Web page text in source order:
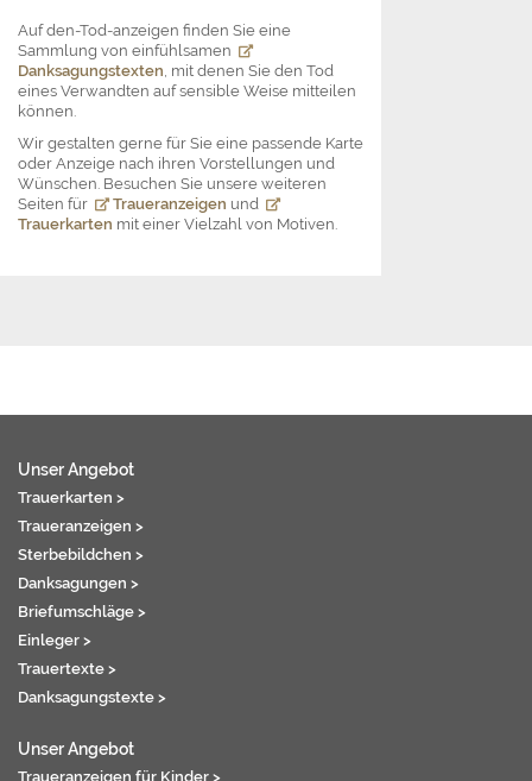
Auf den-Tod-anzeigen finden Sie eine
Sammlung von einfühlsamen
Danksagungstexten, mit denen Sie den Tod
eines Verwandten auf sensible Weise mitteilen
können.
Wir gestalten gerne für Sie eine passende Karte
oder Anzeige nach ihren Vorstellungen und
Wünschen. Besuchen Sie unsere weiteren
Seiten für
Traueranzeigen und
Trauerkarten mit einer Vielzahl von Motiven.
Unser Angebot
Trauerkarten >
Traueranzeigen >
Sterbebildchen >
Danksagungen >
Briefumschläge >
Einleger >
Trauertexte >
Danksagungstexte >
Unser Angebot
Traueranzeigen für Kinder >